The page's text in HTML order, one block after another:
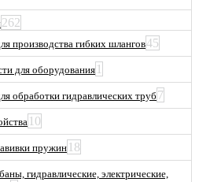
262
производства гибких шлангов45
для оборудования 1
обработки гидравлических труб 7
10
пружин 18
гидравлические, электрические,